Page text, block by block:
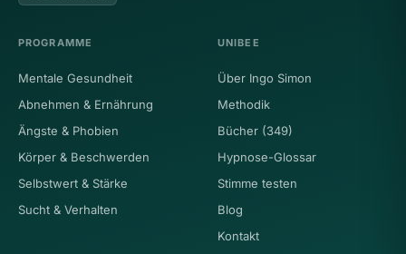
PROGRAMME
Mentale Gesundheit
Abnehmen & Ernährung
Ängste & Phobien
Körper & Beschwerden
Selbstwert & Stärke
Sucht & Verhalten
UNIBEE
Über Ingo Simon
Methodik
Bücher (349)
Hypnose-Glossar
Stimme testen
Blog
Kontakt